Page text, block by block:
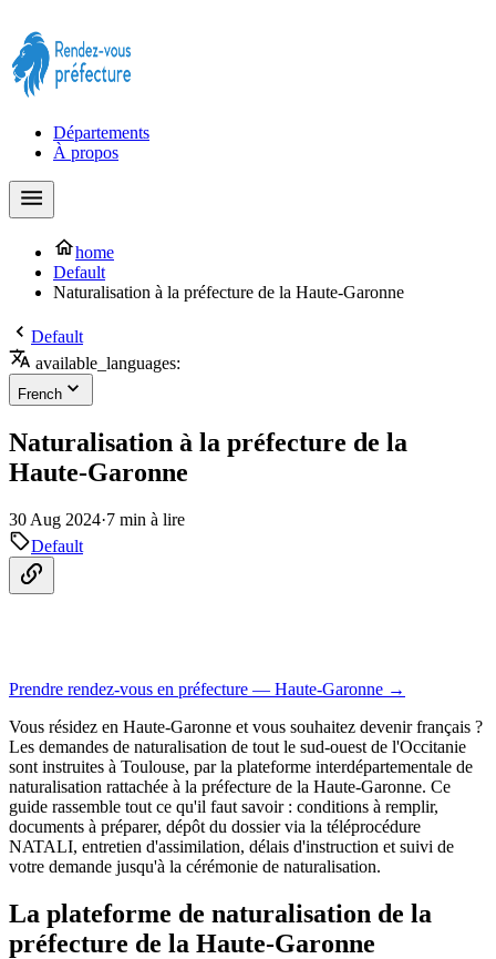
Départements
À propos
home
Default
Naturalisation à la préfecture de la Haute-Garonne
Default
available_languages:
French
Naturalisation à la préfecture de la
Haute-Garonne
30 Aug 2024·7 min à lire
Default
Prendre rendez-vous en préfecture — Haute-Garonne →
Vous résidez en Haute-Garonne et vous souhaitez devenir français ?
Les demandes de naturalisation de tout le sud-ouest de l'Occitanie
sont instruites à Toulouse, par la plateforme interdépartementale de
naturalisation rattachée à la préfecture de la Haute-Garonne. Ce
guide rassemble tout ce qu'il faut savoir : conditions à remplir,
documents à préparer, dépôt du dossier via la téléprocédure
NATALI, entretien d'assimilation, délais d'instruction et suivi de
votre demande jusqu'à la cérémonie de naturalisation.
La plateforme de naturalisation de la
préfecture de la Haute-Garonne